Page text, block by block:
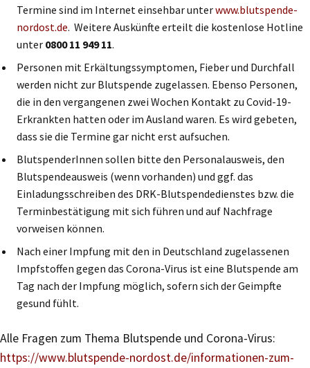
Termine sind im Internet einsehbar unterwww.blutspende-
nordost.de. Weitere Auskünfte erteilt die kostenlose Hotline
unter 0800 11 949 11.
Personen mit Erkältungssymptomen, Fieber und Durchfall
werden nicht zur Blutspende zugelassen. Ebenso Personen,
die in den vergangenen zwei Wochen Kontakt zu Covid-19-
Erkrankten hatten oder im Ausland waren. Es wird gebeten,
dass sie die Termine gar nicht erst aufsuchen.
BlutspenderInnen sollen bitte den Personalausweis, den
Blutspendeausweis (wenn vorhanden) und ggf. das
Einladungsschreiben des DRK-Blutspendedienstes bzw. die
Terminbestätigung mit sich führen und auf Nachfrage
vorweisen können.
Nach einer Impfung mit den in Deutschland zugelassenen
Impfstoffen gegen das Corona-Virus ist eine Blutspende am
Tag nach der Impfung möglich, sofern sich der Geimpfte
gesund fühlt.
Alle Fragen zum Thema Blutspende und Corona-Virus:
https://www.blutspende-nordost.de/informationen-zum-